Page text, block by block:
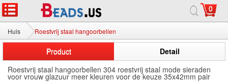
0
Huis Roestvrij staal hangoorbellen
Product
Detail
Roestvrij staal hangoorbellen 304 roestvrij staal mode sieraden
voor vrouw glazuur meer kleuren voor de keuze 35x42mm pair